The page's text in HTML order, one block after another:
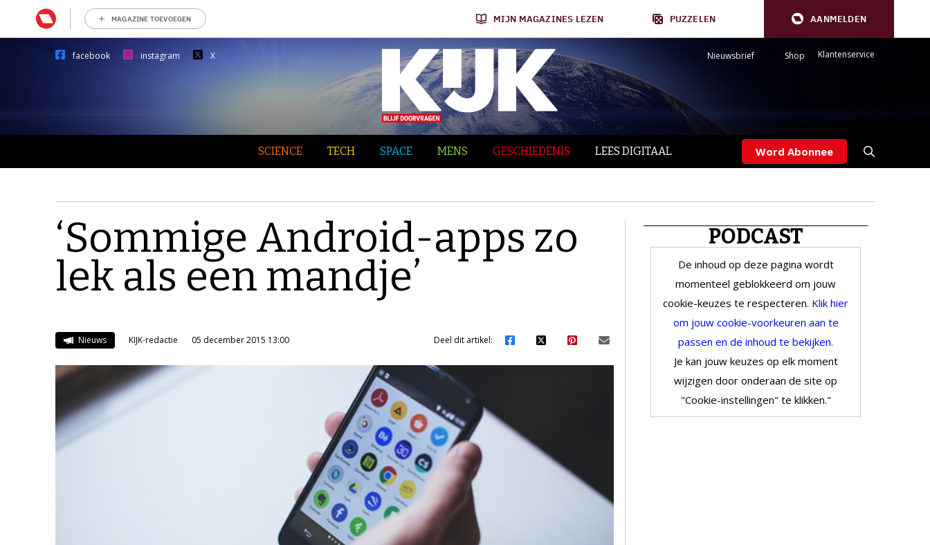
MAGAZINE TOEVOEGEN MIJN MAGAZINES LEZEN PUZZELEN AANMELDEN
facebook instagram X Nieuwsbrief Shop Klantenservice
SCIENCE TECH SPACE MENS GESCHIEDENIS LEES DIGITAAL Word Abonnee
‘Sommige Android-apps zo
lek als een mandje’
Nieuws KIJK-redactie 05 december 2015 13:00 Deel dit artikel:
PODCAST
De inhoud op deze pagina wordt
momenteel geblokkeerd om jouw
cookie-keuzes te respecteren. Klik hier
om jouw cookie-voorkeuren aan te
passen en de inhoud te bekijken.
Je kan jouw keuzes op elk moment
wijzigen door onderaan de site op
"Cookie-instellingen" te klikken."